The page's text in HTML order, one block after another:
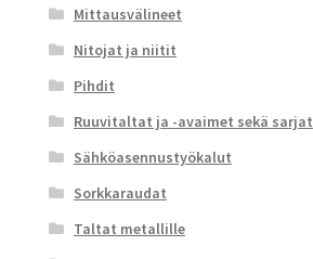
Mittausvälineet
Nitojat ja niitit
Pihdit
Ruuvitaltat ja -avaimet sekä sarjat
Sähköasennustyökalut
Sorkkaraudat
Taltat metallille